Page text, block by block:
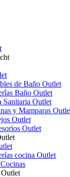
de Baño Outlet
Baño Outlet
Sanitaria Outlet
y Mamparas
Outlet
Outlet
cocina Outlet